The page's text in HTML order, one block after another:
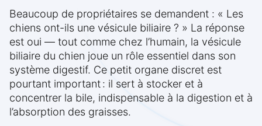
Beaucoup de propriétaires se demandent : « Les
chiens ont-ils une vésicule biliaire ? » La réponse
est oui — tout comme chez l’humain, la vésicule
biliaire du chien joue un rôle essentiel dans son
système digestif. Ce petit organe discret est
pourtant important : il sert à stocker et à
concentrer la bile, indispensable à la digestion et à
l’absorption des graisses.